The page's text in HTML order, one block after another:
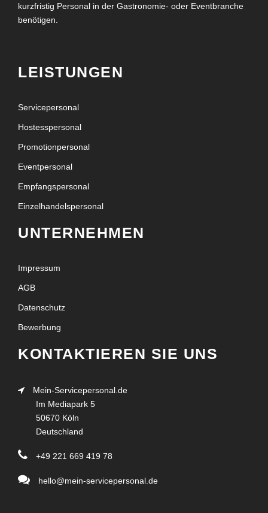
kurzfristig Personal in der Gastronomie- oder Eventbranche
benötigen.
LEISTUNGEN
Servicepersonal
Hostesspersonal
Promotionpersonal
Eventpersonal
Empfangspersonal
Einzelhandelspersonal
UNTERNEHMEN
Impressum
AGB
Datenschutz
Bewerbung
KONTAKTIEREN SIE UNS
Mein-Servicepersonal.de
Im Mediapark 5
50670 Köln
Deutschland
+49 221 669 419 78
hello@mein-servicepersonal.de